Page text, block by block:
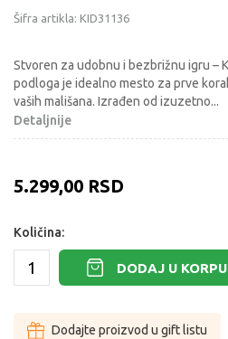
Šifra artikla: KID31136
Stvoren za udobnu i bezbrižnu igru –
podloga je idealno mesto za prve
vaših mališana. Izrađen od izuzetno...
Detaljnije
5.299,00 RSD
Količina:
DODAJ U KORPU
Dodajte proizvod u gift listu